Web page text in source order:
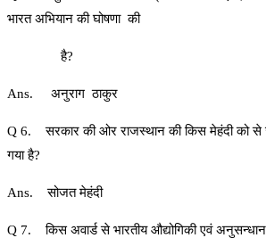
भारत अभियान की घोषणा की
है?
Ans. अनुराग ठाकुर
Q 6. सरकार की ओर राजस्थान की किस मेहंदी को से
गया है?
Ans. सोजत मेहंदी
Q 7. किस अवार्ड से भारतीय औद्योगिकी एवं